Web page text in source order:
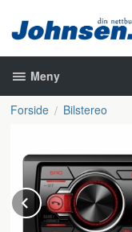
innholdet
Meny
Forside Bilstereo
Prev